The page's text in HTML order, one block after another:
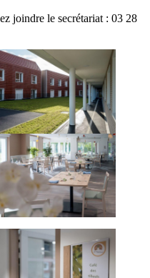
joindre le secrétariat : 03 28